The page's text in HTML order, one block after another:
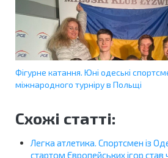
Фігурне катання. Юні одеські
міжнародного турніру в Польщі
Схожі статті:
Легка атлетика. Спортсмен із
стартом Європейських ігор